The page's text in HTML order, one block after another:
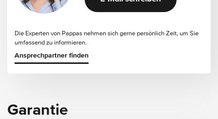
Die Experten von Pappas nehmen sich gerne persönlich Zeit, um Sie
umfassend zu informieren.
Ansprechpartner finden
Garantie